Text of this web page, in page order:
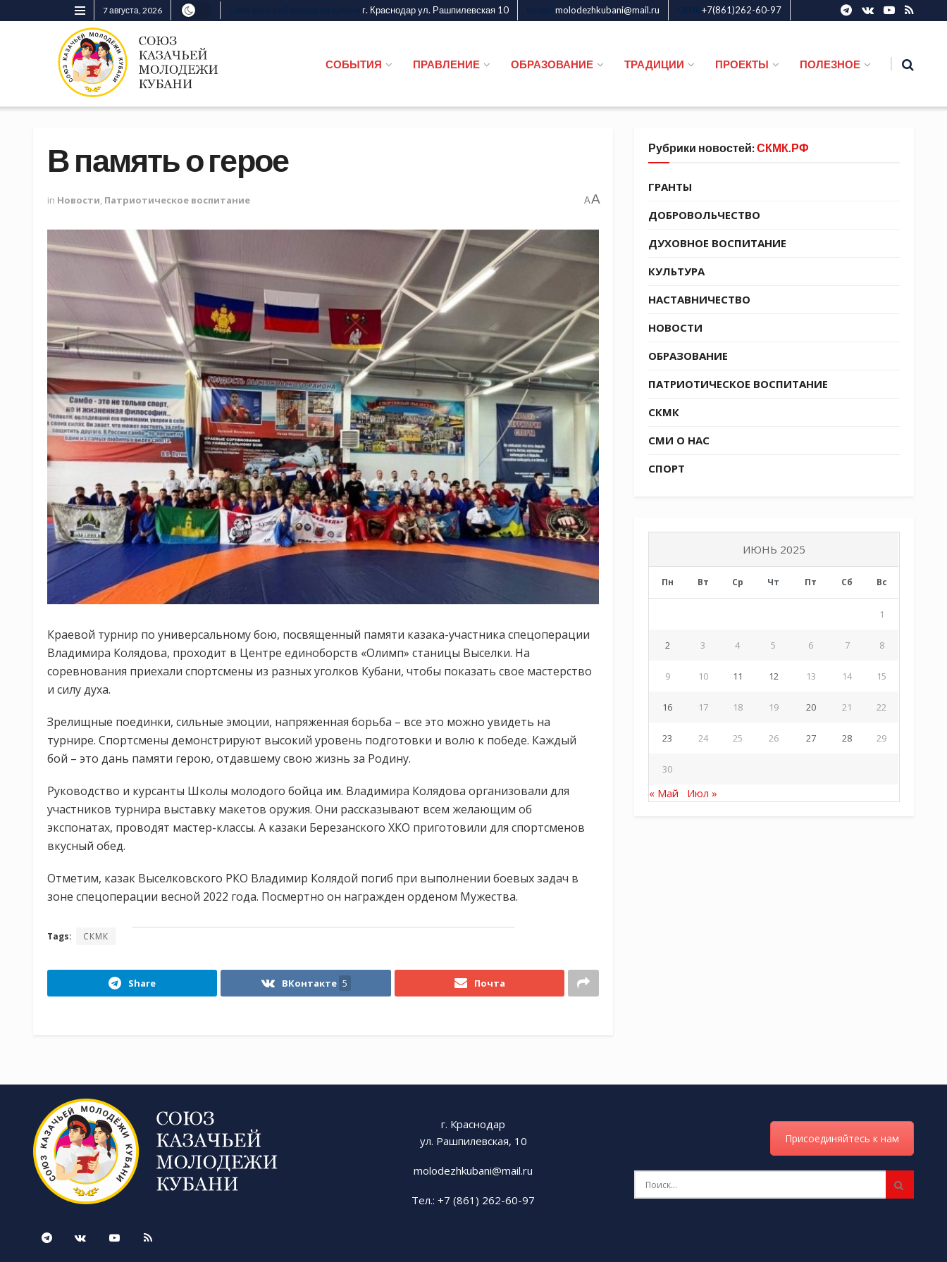
7 августа, 2026 г. Краснодар ул. Рашпилевская 10 molodezhkubani@mail.ru +7(861)262-60-97
СОБЫТИЯ ПРАВЛЕНИЕ ОБРАЗОВАНИЕ ТРАДИЦИИ ПРОЕКТЫ ПОЛЕЗНОЕ
В память о герое
in Новости Патриотическое воспитание AA
Краевой турнир по универсальному бою, посвященный памяти казака-участника спецоперации
Владимира Колядова, проходит в Центре единоборств «Олимп» станицы Выселки. На
соревнования приехали спортсмены из разных уголков Кубани, чтобы показать свое мастерство
и силу духа.
Зрелищные поединки, сильные эмоции, напряженная борьба – все это можно увидеть на
турнире. Спортсмены демонстрируют высокий уровень подготовки и волю к победе. Каждый
бой – это дань памяти герою, отдавшему свою жизнь за Родину.
Руководство и курсанты Школы молодого бойца им. Владимира Колядова организовали для
участников турнира выставку макетов оружия. Они рассказывают всем желающим об
экспонатах, проводят мастер-классы. А казаки Березанского ХКО приготовили для спортсменов
вкусный обед.
Отметим, казак Выселковского РКО Владимир Колядой погиб при выполнении боевых задач в
зоне спецоперации весной 2022 года. Посмертно он награжден орденом Мужества.
Tags: СКМК
Share ВКонтакте 5 Почта
Рубрики новостей:СКМК.РФ
ГРАНТЫ
ДОБРОВОЛЬЧЕСТВО
ДУХОВНОЕ ВОСПИТАНИЕ
КУЛЬТУРА
НАСТАВНИЧЕСТВО
НОВОСТИ
ОБРАЗОВАНИЕ
ПАТРИОТИЧЕСКОЕ ВОСПИТАНИЕ
СКМК
СМИ О НАС
СПОРТ
ИЮНЬ 2025
Пн Вт Ср Чт Пт Сб Вс
1
2 3 4 5 6 7 8
9 10 11 12 13 14 15
16 17 18 19 20 21 22
23 24 25 26 27 28 29
30
« Май Июл »
г. Краснодар
ул. Рашпилевская, 10
molodezhkubani@mail.ru
Тел.: +7 (861) 262-60-97
Присоединяйтесь к нам